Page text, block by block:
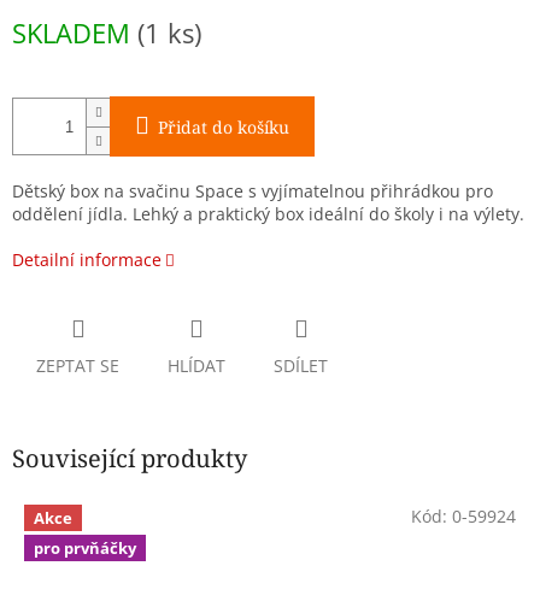
cena:
SKLADEM (1 ks)
Přidat do košíku
Dětský box na svačinu Space s vyjímatelnou přihrádkou pro
oddělení jídla. Lehký a praktický box ideální do školy i na výlety.
Detailní informace
ZEPTAT SE HLÍDAT SDÍLET
Související produkty
Akce
pro prvňáčky
Kód: 0-59924